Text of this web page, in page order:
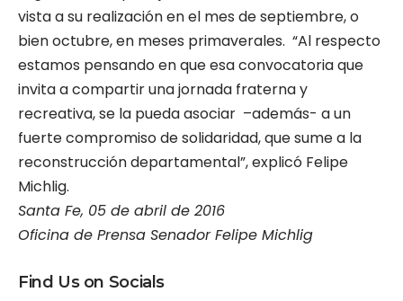
vista a su realización en el mes de septiembre, o
bien octubre, en meses primaverales. “Al respecto
estamos pensando en que esa convocatoria que
invita a compartir una jornada fraterna y
recreativa, se la pueda asociar –además- a un
fuerte compromiso de solidaridad, que sume a la
reconstrucción departamental”, explicó Felipe
Michlig.
Santa Fe, 05 de abril de 2016
Oficina de Prensa Senador Felipe Michlig
Find Us on Socials